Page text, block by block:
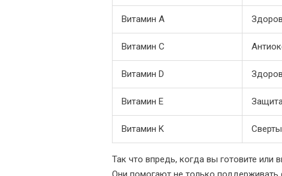
Витамин A
Витамин C
Витамин D
Витамин E
Витамин K
Так что впредь, когда вы готовите